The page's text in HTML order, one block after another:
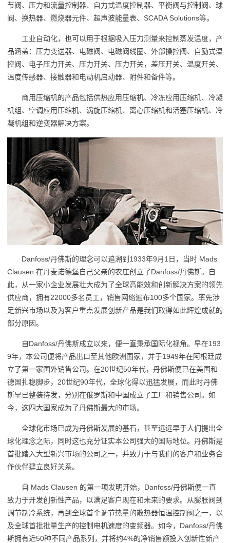
节阀、压力和流量控制器、自力式温度控制器、平衡阀与控制阀、球
阀、换热器、燃烧器元件、超声波能量表、SCADA Solutions等。
工业自动化，也可以用于根据吸入压力测量来控制蒸发温度，产
品涵盖：压力变送器、电磁阀、电磁阀线圈、外部操控阀、自励式温
控阀、电子压力开关、压力开关、压力开关，差压开关、温度开关、
温度传感器、接触器和电动机启动器、附件和备件等。
商用压缩机的产品包括供热应用压缩机、冷冻应用压缩机、冷凝
机组、空调应用压缩机、涡旋压缩机、离心压缩机和活塞压缩机、冷
凝机组和逆变器解决方案。
Danfoss/丹佛斯的理念可以追溯到1933年9月1日，当时 Mads
Clausen 在丹麦诺德堡自己父亲的农庄创立了Danfoss/丹佛斯。自
此，从一家小企业发展壮大成为了全球高能效和创新解决方案的领先
供应商，拥有22000多名员工，销售网络遍布100多个国家。率先涉
足新兴市场以及为客户重点发展创新产品是我们取得如此辉煌成就的
部分原因。
自Danfoss/丹佛斯成立以来，便一直秉承国际化视角。早在193
9年，本公司便将产品出口至其他欧洲国家，并于1949年在阿根廷成
立了第一家国外销售公司。在20世纪50年代，丹佛斯便已在美国和
德国扎稳脚步，20世纪90年代，全球化得以迅猛发展，而此时丹佛
斯早已整装待发，分别在俄罗斯和中国成立了工厂和销售公司。如
今，这四大国家成为了丹佛斯最大的市场。
全球化市场已成为丹佛斯发展的基石，甚至远远早于人们提出全
球化理念之际，同时这也充分证实本公司强大的国际地位。丹佛斯是
首批踏入大型新兴市场的公司之一，并致力于与我们的客户和业务合
作伙伴建立良好关系。
自 Mads Clausen 的第一项发明开始，Danfoss/丹佛斯便一直
致力于开发创新性产品，以满足客户现在和未来的要求。从膨胀阀到
调节制冷系统，再到全球首个调节热量的散热器恒温控制阀之一，以
及全球首批批量生产的控制电机速度的变频器。如今，Danfoss/丹佛
斯拥有近50种不同产品系列，并将约4%的净销售额投入创新性新产